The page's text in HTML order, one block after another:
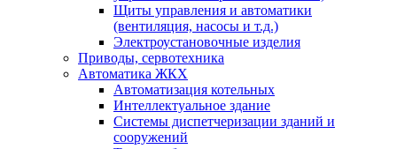
Щиты управления и автоматики
(вентиляция, насосы и т.д.)
Электроустановочные изделия
Приводы, сервотехника
Автоматика ЖКХ
Автоматизация котельных
Интеллектуальное здание
Системы диспетчеризации зданий и
сооружений